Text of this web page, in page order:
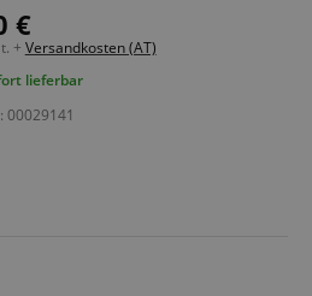
€
+ Versandkosten (AT)
lieferbar
00029141